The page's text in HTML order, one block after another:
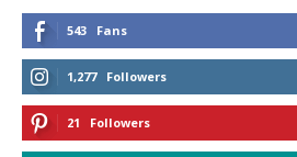
543 Fans
1,277 Followers
21 Followers